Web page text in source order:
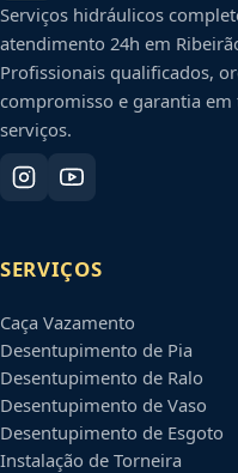
Serviços hidráulicos
atendimento 24h em
Profissionais qualificados,
compromisso e garantia em
serviços.
SERVIÇOS
Caça Vazamento
Desentupimento de Pia
Desentupimento de Ralo
Desentupimento de Vaso
Desentupimento de Esgoto
Instalação de Torneira